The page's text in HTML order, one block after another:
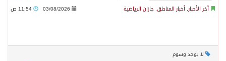
آخر الأخبار, أخبار المناطق, جازان الرياضية 03/08/2026
لا يوجد وسوم